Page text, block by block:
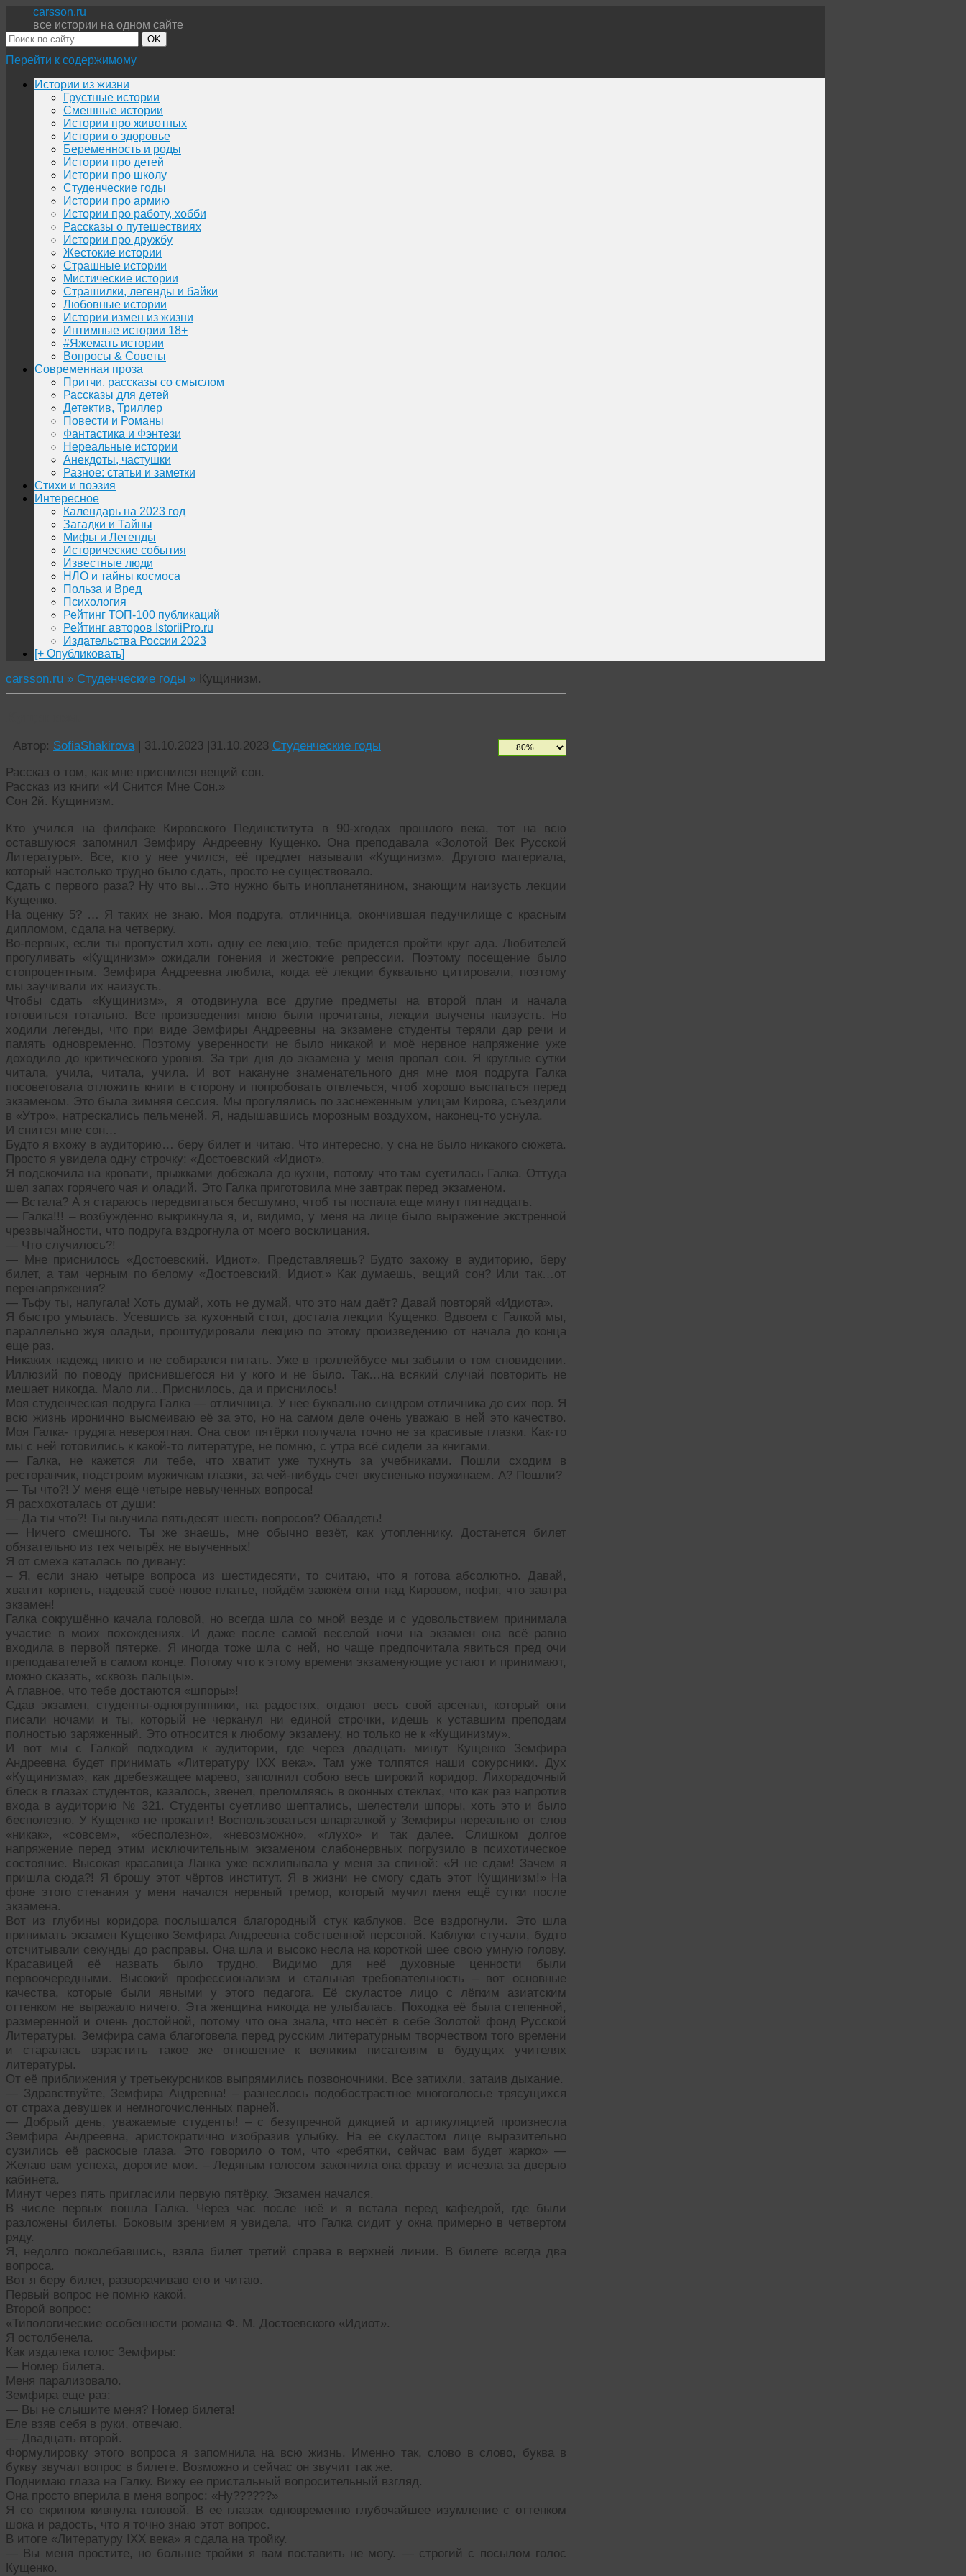
carsson.ru
все истории на одном сайте
OK
Перейти к содержимому
Истории из жизни
Грустные истории
Смешные истории
Истории про животных
Истории о здоровье
Беременность и роды
Истории про детей
Истории про школу
Студенческие годы
Истории про армию
Истории про работу, хобби
Рассказы о путешествиях
Истории про дружбу
Жестокие истории
Страшные истории
Мистические истории
Страшилки, легенды и байки
Любовные истории
Истории измен из жизни
Интимные истории 18+
#Яжемать истории
Вопросы & Советы
Современная проза
Притчи, рассказы со смыслом
Рассказы для детей
Детектив, Триллер
Повести и Романы
Фантастика и Фэнтези
Нереальные истории
Анекдоты, частушки
Разное: статьи и заметки
Стихи и поэзия
Интересное
Календарь на 2023 год
Загадки и Тайны
Мифы и Легенды
Исторические события
Известные люди
НЛО и тайны космоса
Польза и Вред
Психология
Рейтинг ТОП-100 публикаций
Рейтинг авторов IstoriiPro.ru
Издательства России 2023
[+ Опубликовать]
carsson.ru » Студенческие годы » Кущинизм.
Автор: SofiaShakirova | 31.10.2023 |31.10.2023 Студенческие годы
Рассказ о том, как мне приснился вещий сон.
Рассказ из книги «И Снится Мне Сон.»
Сон 2й. Кущинизм.
Кто учился на филфаке Кировского Пединститута в 90-хгодах прошлого века, тот на всю
оставшуюся запомнил Земфиру Андреевну Кущенко. Она преподавала «Золотой Век Русской
Литературы». Все, кто у нее учился, её предмет называли «Кущинизм». Другого материала,
который настолько трудно было сдать, просто не существовало.
Сдать с первого раза? Ну что вы…Это нужно быть инопланетянином, знающим наизусть лекции
Кущенко.
На оценку 5? … Я таких не знаю. Моя подруга, отличница, окончившая педучилище с красным
дипломом, сдала на четверку.
Во-первых, если ты пропустил хоть одну ее лекцию, тебе придется пройти круг ада. Любителей
прогуливать «Кущинизм» ожидали гонения и жестокие репрессии. Поэтому посещение было
стопроцентным. Земфира Андреевна любила, когда её лекции буквально цитировали, поэтому
мы заучивали их наизусть.
Чтобы сдать «Кущинизм», я отодвинула все другие предметы на второй план и начала
готовиться тотально. Все произведения мною были прочитаны, лекции выучены наизусть. Но
ходили легенды, что при виде Земфиры Андреевны на экзамене студенты теряли дар речи и
память одновременно. Поэтому уверенности не было никакой и моё нервное напряжение уже
доходило до критического уровня. За три дня до экзамена у меня пропал сон. Я круглые сутки
читала, учила, читала, учила. И вот накануне знаменательного дня мне моя подруга Галка
посоветовала отложить книги в сторону и попробовать отвлечься, чтоб хорошо выспаться перед
экзаменом. Это была зимняя сессия. Мы прогулялись по заснеженным улицам Кирова, съездили
в «Утро», натрескались пельменей. Я, надышавшись морозным воздухом, наконец-то уснула.
И снится мне сон…
Будто я вхожу в аудиторию… беру билет и читаю. Что интересно, у сна не было никакого сюжета.
Просто я увидела одну строчку: «Достоевский «Идиот».
Я подскочила на кровати, прыжками добежала до кухни, потому что там суетилась Галка. Оттуда
шел запах горячего чая и оладий. Это Галка приготовила мне завтрак перед экзаменом.
— Встала? А я стараюсь передвигаться бесшумно, чтоб ты поспала еще минут пятнадцать.
— Галка!!! – возбуждённо выкрикнула я, и, видимо, у меня на лице было выражение экстренной
чрезвычайности, что подруга вздрогнула от моего восклицания.
— Что случилось?!
— Мне приснилось «Достоевский. Идиот». Представляешь? Будто захожу в аудиторию, беру
билет, а там черным по белому «Достоевский. Идиот.» Как думаешь, вещий сон? Или так…от
перенапряжения?
— Тьфу ты, напугала! Хоть думай, хоть не думай, что это нам даёт? Давай повторяй «Идиота».
Я быстро умылась. Усевшись за кухонный стол, достала лекции Кущенко. Вдвоем с Галкой мы,
параллельно жуя оладьи, проштудировали лекцию по этому произведению от начала до конца
еще раз.
Никаких надежд никто и не собирался питать. Уже в троллейбусе мы забыли о том сновидении.
Иллюзий по поводу приснившегося ни у кого и не было. Так…на всякий случай повторить не
мешает никогда. Мало ли…Приснилось, да и приснилось!
Моя студенческая подруга Галка — отличница. У нее буквально синдром отличника до сих пор. Я
всю жизнь иронично высмеиваю её за это, но на самом деле очень уважаю в ней это качество.
Моя Галка- трудяга невероятная. Она свои пятёрки получала точно не за красивые глазки. Как-то
мы с ней готовились к какой-то литературе, не помню, с утра всё сидели за книгами.
— Галка, не кажется ли тебе, что хватит уже тухнуть за учебниками. Пошли сходим в
ресторанчик, подстроим мужичкам глазки, за чей-нибудь счет вкусненько поужинаем. А? Пошли?
— Ты что?! У меня ещё четыре невыученных вопроса!
Я расхохоталась от души:
— Да ты что?! Ты выучила пятьдесят шесть вопросов? Обалдеть!
— Ничего смешного. Ты же знаешь, мне обычно везёт, как утопленнику. Достанется билет
обязательно из тех четырёх не выученных!
Я от смеха каталась по дивану:
– Я, если знаю четыре вопроса из шестидесяти, то считаю, что я готова абсолютно. Давай,
хватит корпеть, надевай своё новое платье, пойдём зажжём огни над Кировом, пофиг, что завтра
экзамен!
Галка сокрушённо качала головой, но всегда шла со мной везде и с удовольствием принимала
участие в моих похождениях. И даже после самой веселой ночи на экзамен она всё равно
входила в первой пятерке. Я иногда тоже шла с ней, но чаще предпочитала явиться пред очи
преподавателей в самом конце. Потому что к этому времени экзаменующие устают и принимают,
можно сказать, «сквозь пальцы».
А главное, что тебе достаются «шпоры»!
Сдав экзамен, студенты-одногруппники, на радостях, отдают весь свой арсенал, который они
писали ночами и ты, который не черканул ни единой строчки, идешь к уставшим преподам
полностью заряженный. Это относится к любому экзамену, но только не к «Кущинизму».
И вот мы с Галкой подходим к аудитории, где через двадцать минут Кущенко Земфира
Андреевна будет принимать «Литературу IXX века». Там уже толпятся наши сокурсники. Дух
«Кущинизма», как дребезжащее марево, заполнил собою весь широкий коридор. Лихорадочный
блеск в глазах студентов, казалось, звенел, преломляясь в оконных стеклах, что как раз напротив
входа в аудиторию № 321. Студенты суетливо шептались, шелестели шпоры, хоть это и было
бесполезно. У Кущенко не прокатит! Воспользоваться шпаргалкой у Земфиры нереально от слов
«никак», «совсем», «бесполезно», «невозможно», «глухо» и так далее. Слишком долгое
напряжение перед этим исключительным экзаменом слабонервных погрузило в психотическое
состояние. Высокая красавица Ланка уже всхлипывала у меня за спиной: «Я не сдам! Зачем я
пришла сюда?! Я брошу этот чёртов институт. Я в жизни не смогу сдать этот Кущинизм!» На
фоне этого стенания у меня начался нервный тремор, который мучил меня ещё сутки после
экзамена.
Вот из глубины коридора послышался благородный стук каблуков. Все вздрогнули. Это шла
принимать экзамен Кущенко Земфира Андреевна собственной персоной. Каблуки стучали, будто
отсчитывали секунды до расправы. Она шла и высоко несла на короткой шее свою умную голову.
Красавицей её назвать было трудно. Видимо для неё духовные ценности были
первоочередными. Высокий профессионализм и стальная требовательность – вот основные
качества, которые были явными у этого педагога. Её скуластое лицо с лёгким азиатским
оттенком не выражало ничего. Эта женщина никогда не улыбалась. Походка её была степенной,
размеренной и очень достойной, потому что она знала, что несёт в себе Золотой фонд Русской
Литературы. Земфира сама благоговела перед русским литературным творчеством того времени
и старалась взрастить такое же отношение к великим писателям в будущих учителях
литературы.
От её приближения у третьекурсников выпрямились позвоночники. Все затихли, затаив дыхание.
— Здравствуйте, Земфира Андревна! – разнеслось подобострастное многоголосье трясущихся
от страха девушек и немногочисленных парней.
— Добрый день, уважаемые студенты! – с безупречной дикцией и артикуляцией произнесла
Земфира Андреевна, аристократично изобразив улыбку. На её скуластом лице выразительно
сузились её раскосые глаза. Это говорило о том, что «ребятки, сейчас вам будет жарко» —
Желаю вам успеха, дорогие мои. – Ледяным голосом закончила она фразу и исчезла за дверью
кабинета.
Минут через пять пригласили первую пятёрку. Экзамен начался.
В числе первых вошла Галка. Через час после неё и я встала перед кафедрой, где были
разложены билеты. Боковым зрением я увидела, что Галка сидит у окна примерно в четвертом
ряду.
Я, недолго поколебавшись, взяла билет третий справа в верхней линии. В билете всегда два
вопроса.
Вот я беру билет, разворачиваю его и читаю.
Первый вопрос не помню какой.
Второй вопрос:
«Типологические особенности романа Ф. М. Достоевского «Идиот».
Я остолбенела.
Как издалека голос Земфиры:
— Номер билета.
Меня парализовало.
Земфира еще раз:
— Вы не слышите меня? Номер билета!
Еле взяв себя в руки, отвечаю.
— Двадцать второй.
Формулировку этого вопроса я запомнила на всю жизнь. Именно так, слово в слово, буква в
букву звучал вопрос в билете. Возможно и сейчас он звучит так же.
Поднимаю глаза на Галку. Вижу ее пристальный вопросительный взгляд.
Она просто вперила в меня вопрос: «Ну??????»
Я со скрипом кивнула головой. В ее глазах одновременно глубочайшее изумление с оттенком
шока и радость, что я точно знаю этот вопрос.
В итоге «Литературу IXX века» я сдала на тройку.
— Вы меня простите, но больше тройки я вам поставить не могу. — строгий с посылом голос
Кущенко.